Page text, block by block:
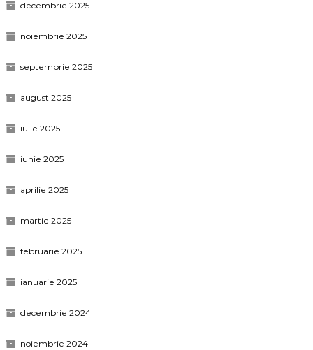
decembrie 2025
noiembrie 2025
septembrie 2025
august 2025
iulie 2025
iunie 2025
aprilie 2025
martie 2025
februarie 2025
ianuarie 2025
decembrie 2024
noiembrie 2024